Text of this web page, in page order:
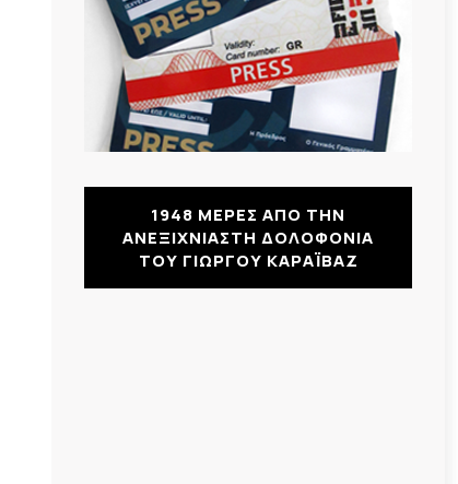
1948 ΜΕΡΕΣ ΑΠΟ ΤΗΝ
ΑΝΕΞΙΧΝΙΑΣΤΗ ΔΟΛΟΦΟΝΙΑ
ΤΟΥ ΓΙΩΡΓΟΥ ΚΑΡΑΪΒΑΖ